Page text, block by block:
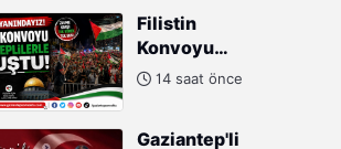
Var"
"Üretici
Güçlenmeden
Türkiye
Filistin
Konvoyu
Gazianteplilerle
14 saat önce
Gaziantep'li